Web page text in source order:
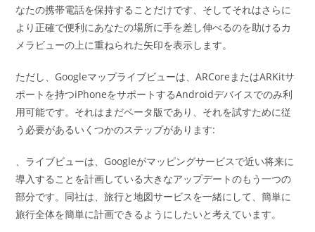
なたの携帯電話を保持することだけです、そしてそれはさらに
より正確で便利にあなたの場所に手を差し伸べるのを助けるカ
メラビューの上に重ねられた矢印を表示します。
ただし、Googleマップライブビューは、ARCoreまたはARKitサ
ポートを持つiPhoneをサポートするAndroidデバイスでのみ利
用可能です。それはまだベータ版であり、それを試すために従
う必要があるいくつかのステップがあります:
、ライブビューは、Googleがマッピングサービスで近い将来に
導入することを計画している大きなアップデートのもう一つの
部分です。同社は、旅行と地図サービスを一緒にして、簡単に
旅行全体を簡単に計画できるようにしたいと考えています。